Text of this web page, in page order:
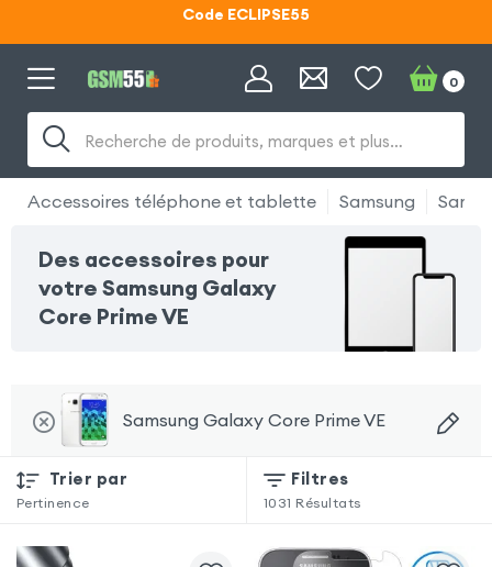
Code ECLIPSE55
Recherche de produits, marques et plus…
0
Accessoires téléphone et tablette Samsung
Des accessoires pour
votre Samsung Galaxy
Core Prime VE
Samsung Galaxy Core Prime VE
Trier par
Pertinence
Filtres
1031 Résultats